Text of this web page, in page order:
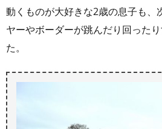
動くものが大好きな2歳の息子も、
ヤーやボーダーが跳んだり回った
た。